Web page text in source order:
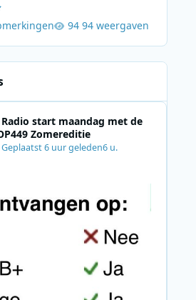
94 weergaven
Radio start maandag met de
Zomereditie
Geplaatst6 uur geleden6 u.